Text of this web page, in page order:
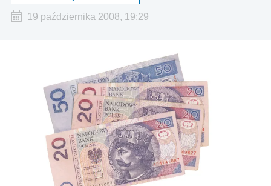
19 października 2008, 19:29